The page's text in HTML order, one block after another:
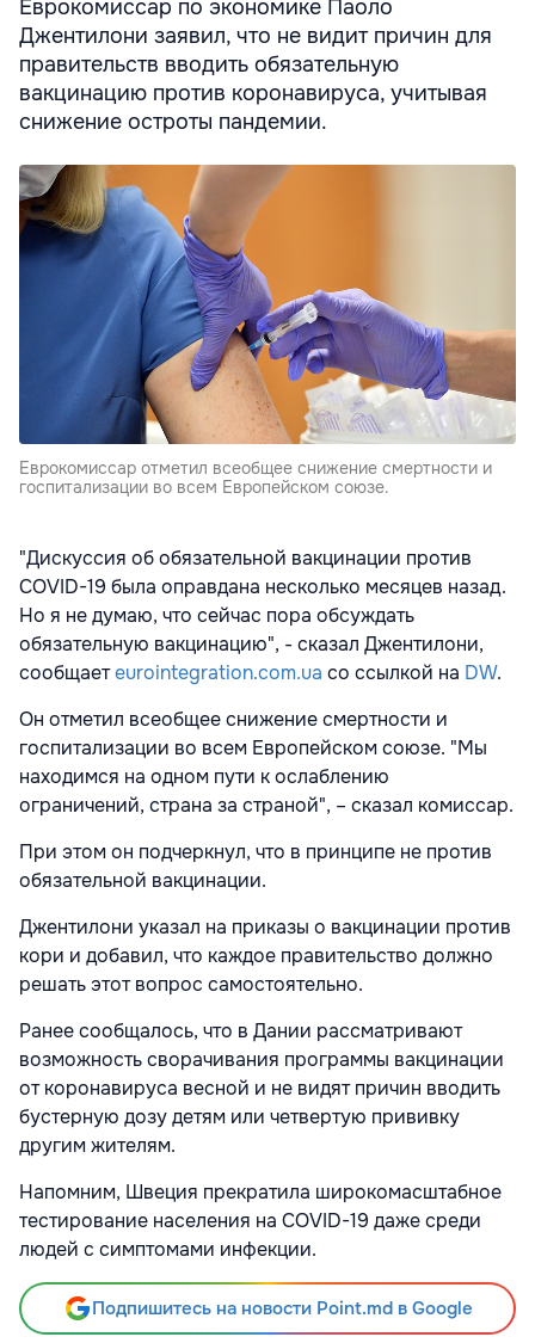
Еврокомиссар по экономике Паоло
Джентилони заявил, что не видит причин для
правительств вводить обязательную
вакцинацию против коронавируса, учитывая
снижение остроты пандемии.
Еврокомиссар отметил всеобщее снижение смертности и
госпитализации во всем Европейском союзе.
"Дискуссия об обязательной вакцинации против
COVID-19 была оправдана несколько месяцев назад.
Но я не думаю, что сейчас пора обсуждать
обязательную вакцинацию", - сказал Джентилони,
сообщаетeurointegration.com.ua со ссылкой на DW.
Он отметил всеобщее снижение смертности и
госпитализации во всем Европейском союзе. "Мы
находимся на одном пути к ослаблению
ограничений, страна за страной", – сказал комиссар.
При этом он подчеркнул, что в принципе не против
обязательной вакцинации.
Джентилони указал на приказы о вакцинации против
кори и добавил, что каждое правительство должно
решать этот вопрос самостоятельно.
Ранее сообщалось, что в Дании рассматривают
возможность сворачивания программы вакцинации
от коронавируса весной и не видят причин вводить
бустерную дозу детям или четвертую прививку
другим жителям.
Напомним, Швеция прекратила широкомасштабное
тестирование населения на COVID-19 даже среди
людей с симптомами инфекции.
Подпишитесь на новости Point.md в Google